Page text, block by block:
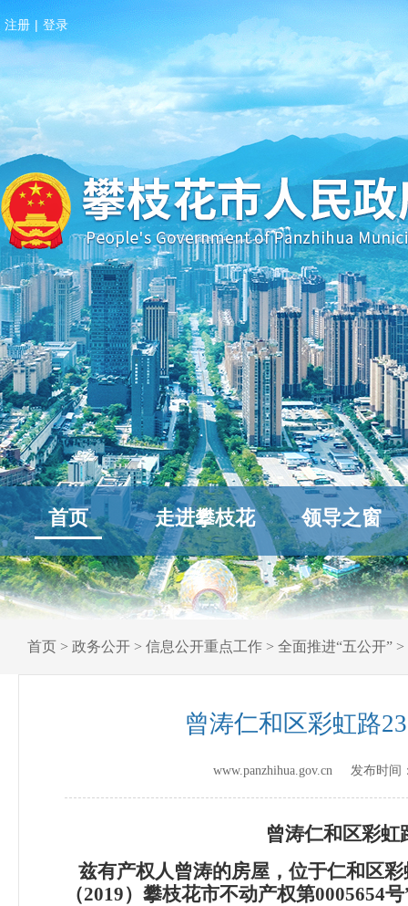
注册 | 登录
首页 走进攀枝花 领导之窗
首页 > 政务公开 > 信息公开重点工作 > 全面推进“五公开” >
曾涛仁和区彩虹路
www.panzhihua.gov.cn 发布时间
曾涛仁和区彩虹
兹有产权人曾涛的房屋，位于仁和区
（2019）攀枝花市不动产权第